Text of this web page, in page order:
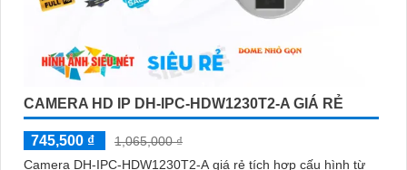
CAMERA HD IP DH-IPC-HDW1230T2-A GIÁ RẺ
745,500 ₫
1,065,000 ₫
Camera DH-IPC-HDW1230T2-A giá rẻ tích hợp cấu hình từ